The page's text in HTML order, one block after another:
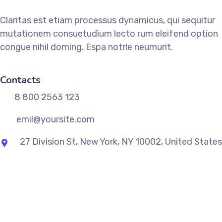
Claritas est etiam processus dynamicus, qui sequitur
mutationem consuetudium lecto rum eleifend option
congue nihil doming. Espa notrle neumurit.
Contacts
8 800 2563 123
emil@yoursite.com
27 Division St, New York, NY 10002, United States